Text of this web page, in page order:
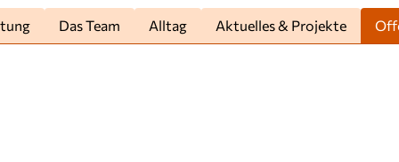
Das Team Alltag Aktuelles & Projekte